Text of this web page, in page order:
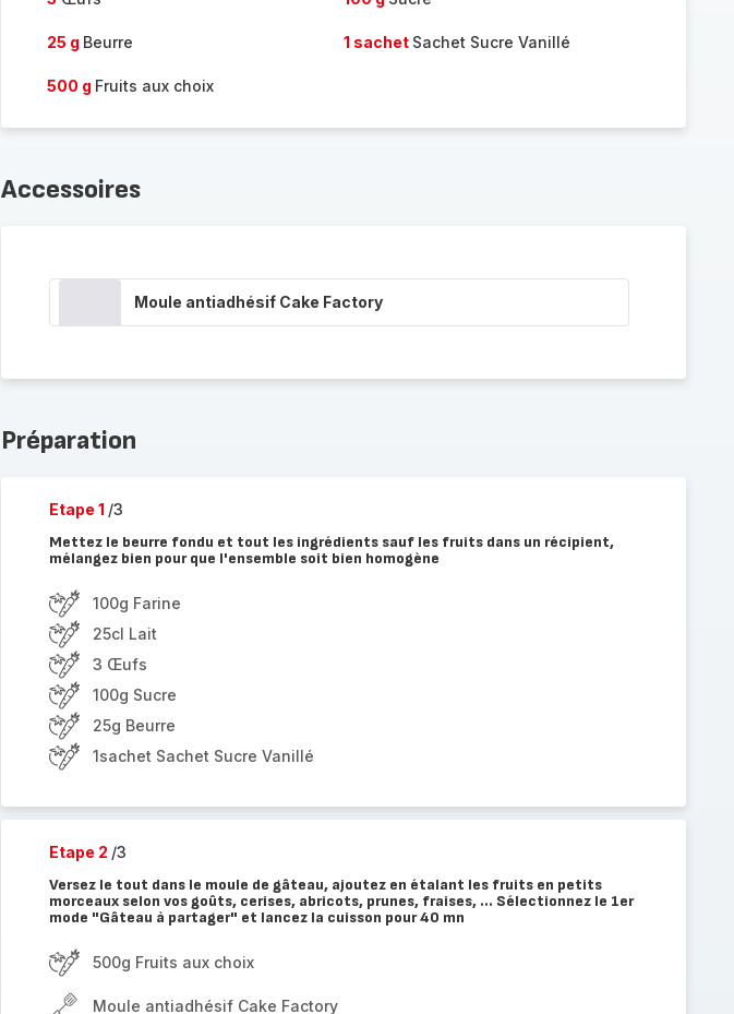
25 g Beurre 1 sachet Sachet Sucre Vanillé
500 g Fruits aux choix
Accessoires
Moule antiadhésif Cake Factory
Préparation
Etape 1 /3
Mettez le beurre fondu et tout les ingrédients sauf les fruits dans un récipient,
mélangez bien pour que l'ensemble soit bien homogène
100g Farine
25cl Lait
3 Œufs
100g Sucre
25g Beurre
1sachet Sachet Sucre Vanillé
Etape 2 /3
Versez le tout dans le moule de gâteau, ajoutez en étalant les fruits en petits
morceaux selon vos goûts, cerises, abricots, prunes, fraises, ... Sélectionnez le 1er
mode "Gâteau à partager" et lancez la cuisson pour 40 mn
500g Fruits aux choix
Moule antiadhésif Cake Factory